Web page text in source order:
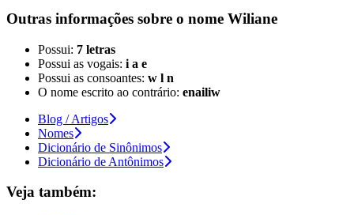
Outras informações sobre o nome Wiliane
Possui: 7 letras
Possui as vogais: i a e
Possui as consoantes: w l n
O nome escrito ao contrário: enailiw
Blog / Artigos
Nomes
Dicionário de Sinônimos
Dicionário de Antônimos
Veja também: